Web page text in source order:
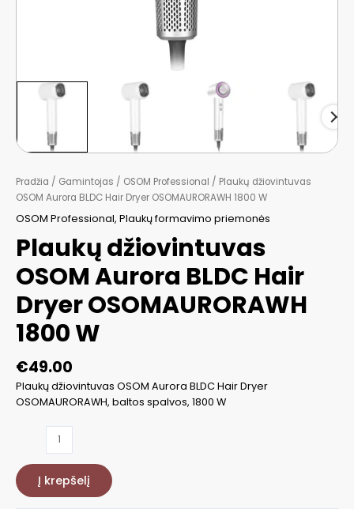
Pradžia / Gamintojas / OSOM Professional / Plaukų džiovintuvas
OSOM Aurora BLDC Hair Dryer OSOMAURORAWH 1800 W
OSOM Professional, Plaukų formavimo priemonės
Plaukų džiovintuvas
OSOM Aurora BLDC Hair
Dryer OSOMAURORAWH
1800 W
€49.00
Plaukų džiovintuvas OSOM Aurora BLDC Hair Dryer
OSOMAURORAWH, baltos spalvos, 1800 W
produkto
Plaukų
džiovintuvas
OSOM
Į krepšelį